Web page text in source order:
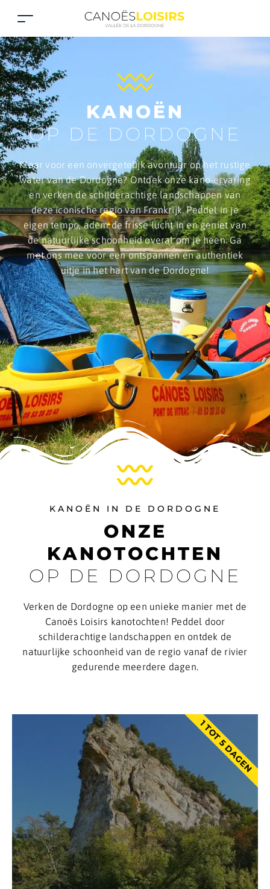
KANOËN
OP DE DORDOGNE
Klaar voor een onvergetelijk avontuur op het rustige
water van de Dordogne? Ontdek onze kano-ervaring
en verken de schilderachtige landschappen van
deze iconische regio van Frankrijk. Peddel in je
eigen tempo, adem de frisse lucht in en geniet van
de natuurlijke schoonheid overal om je heen. Ga
met ons mee voor een ontspannen en authentiek
uitje in het hart van de Dordogne!
KANOËN IN DE DORDOGNE
ONZE
KANOTOCHTEN
OP DE DORDOGNE
Verken de Dordogne op een unieke manier met de
Canoës Loisirs kanotochten! Peddel door
schilderachtige landschappen en ontdek de
natuurlijke schoonheid van de regio vanaf de rivier
gedurende meerdere dagen.
1 TOT 5 DAGEN